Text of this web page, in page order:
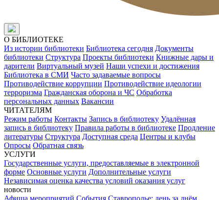
О БИБЛИОТЕКЕ
Из истории библиотеки Библиотека сегодня Документы
библиотеки Структура Проекты библиотеки Книжные дары и
дарители Виртуальный музей Наши успехи и достижения
Библиотека в СМИ Часто задаваемые вопросы
Противодействие коррупции Противодействие идеологии
терроризма Гражданская оборона и ЧС Обработка
персональных данных Вакансии
ЧИТАТЕЛЯМ
Режим работы Контакты Запись в библиотеку Удалённая
запись в библиотеку Правила работы в библиотеке Продление
литературы Структура Доступная среда Центры и клубы
Опросы Обратная связь
УСЛУГИ
Государственные услуги, предоставляемые в электронной
форме Основные услуги Дополнительные услуги
Независимая оценка качества условий оказания услуг
новости
Афиша мероприятий События Ставрополье: день за днём